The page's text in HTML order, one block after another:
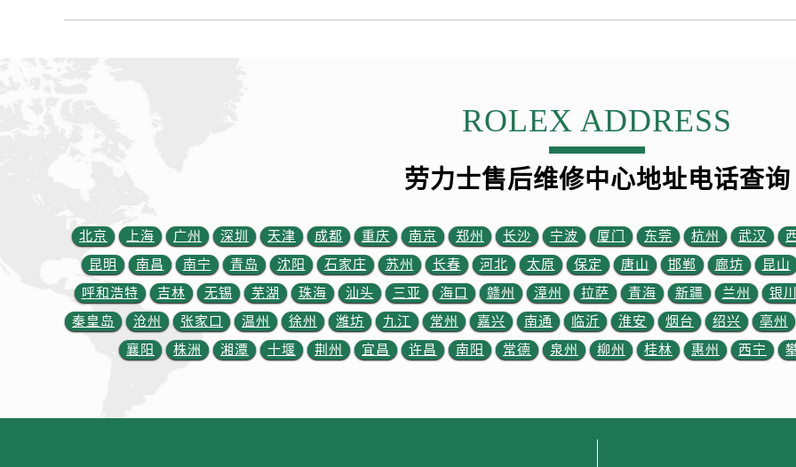
内蒙古自治区通辽市科尔沁区明仁大街劳力士售后服务中心（需提前预约）
内蒙古自治区乌海市海勃湾区人民南路劳力士售后服务中心（需提前预约）
内蒙古自治区锡林郭勒盟市锡林浩特市光明街与额尔敦路交叉口劳力士售后服务中心（需提前预约）
山西省大同市平城区迎宾街劳力士售后服务中心（需提前预约）
山西省晋城市城区黄华街劳力士售后服务中心（需提前预约）
山西省晋中市榆次区顺城街劳力士售后服务中心（需提前预约）
山西省临汾市尧都区解放路劳力士售后服务中心（需提前预约）
山西省吕梁市离石区永宁中路与建设街交叉口劳力士售后服务中心（需提前预约）
山西省朔州市朔城区怡西路与鄯阳西街交汇处劳力士售后服务中心（需提前预约）
ROLEX ADDRESS
劳力士售后维修中心地址电话查询
北京 上海 广州 深圳 天津 成都 重庆 南京 郑州 长沙 宁波 厦门 东莞 杭州 武汉
昆明
南昌 南宁 青岛 沈阳 石家庄 苏州 长春 河北 太原 保定 唐山 邯郸 廊坊 昆山
呼和浩特
吉林 无锡 芜湖 珠海 汕头 三亚 海口 赣州 漳州 拉萨 青海 新疆 兰州 银川
秦皇岛
沧州 张家口 温州 徐州 潍坊 九江 常州 嘉兴 南通 临沂 淮安 烟台 绍兴 亳州
襄阳
株洲 湘潭 十堰 荆州 宜昌 许昌 南阳 常德 泉州 柳州 桂林 惠州 西宁